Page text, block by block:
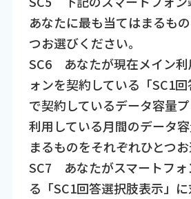
あなたに最も当てはまるも
つお選びください。
SC6 あなたが現在メイン利
ォンを契約している「SC1回
で契約しているデータ容量
利用している月間のデータ
まるものをそれぞれひとつお
SC7 あなたがスマートフォ
る「SC1回答選択肢表示」